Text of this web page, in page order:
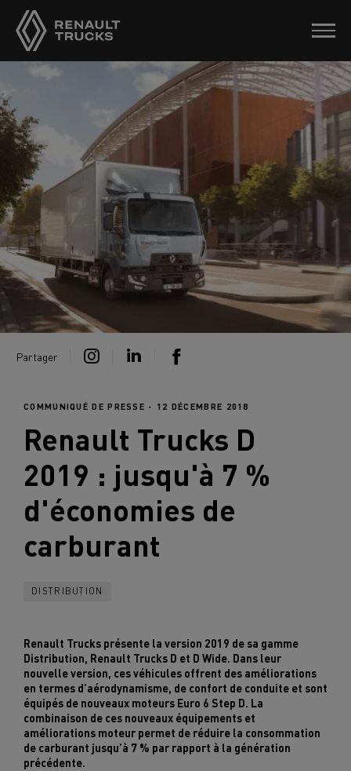
Partager
COMMUNIQUÉ DE PRESSE - 12 DÉCEMBRE 2018
Renault Trucks D
2019 : jusqu'à 7 %
d'économies de
carburant
DISTRIBUTION
Renault Trucks présente la version 2019 de sa gamme
Distribution, Renault Trucks D et D Wide. Dans leur
nouvelle version, ces véhicules offrent des améliorations
en termes d’aérodynamisme, de confort de conduite et sont
équipés de nouveaux moteurs Euro 6 Step D. La
combinaison de ces nouveaux équipements et
améliorations moteur permet de réduire la consommation
de carburant jusqu’à 7 % par rapport à la génération
précédente.